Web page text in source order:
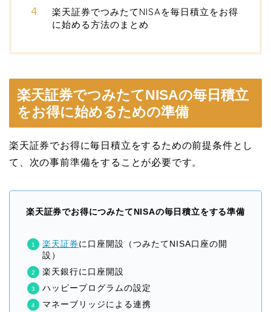
楽天証券でつみたてNISAを毎日積立をお得
に始める方法のまとめ
楽天証券でつみたてNISAの毎日積立
をお得に始めるための準備
楽天証券でお得に毎日積立をするための前提条件とし
て、次の事前準備をすることが必要です。
楽天証券でお得につみたてNISAの毎日積立をする準備
楽天証券に口座開設（つみたてNISA口座の開
設）
楽天銀行に口座開設
ハッピープログラムの設定
マネーブリッジによる連携